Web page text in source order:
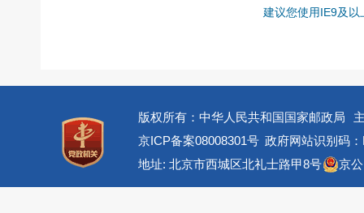
建议您使用IE9及
版权所有：中华人民共和国国家邮政局
京ICP备案08008301号 政府网站识别码
地址: 北京市西城区北礼士路甲8号
京